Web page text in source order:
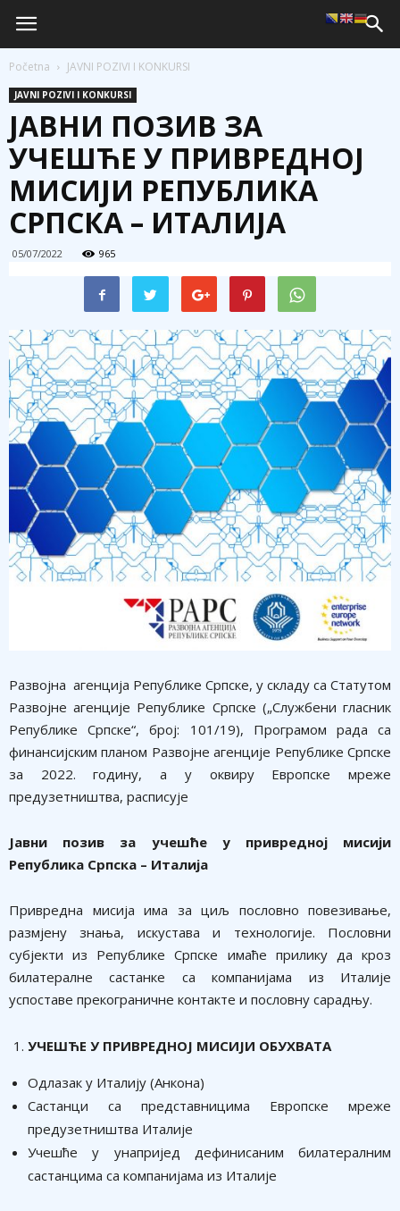
Početna JAVNI POZIVI I KONKURSI
JAVNI POZIVI I KONKURSI
ЈАВНИ ПОЗИВ ЗА
УЧЕШЋЕ У ПРИВРЕДНОЈ
МИСИЈИ РЕПУБЛИКА
СРПСКА – ИТАЛИЈА
05/07/2022 965
Развојна агенција Републике Српске, у складу са Статутом
Развојне агенције Републике Српске („Службени гласник
Републике Српске“, број: 101/19), Програмом рада са
финансијским планом Развојне агенције Републике Српске
за 2022. годину, а у оквиру Европске мреже
предузетништва, расписује
Јавни позив за учешће у привредној мисији
Република Српска – Италија
Привредна мисија има за циљ пословно повезивање,
размјену знања, искустава и технологије. Пословни
субјекти из Републике Српске имаће прилику да кроз
билaтералне састанке са компанијама из Италије
успоставе прекограничне контакте и пословну сарадњу.
УЧЕШЋЕ У ПРИВРЕДНОЈ МИСИЈИ ОБУХВАТА
Одлазак у Италију (Анкона)
Састанци са представницима Европске мреже
предузетништва Италије
Учешће у унапријед дефинисаним билатералним
састанцима са компанијама из Италије